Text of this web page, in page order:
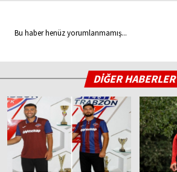
Bu haber henüz yorumlanmamış...
DİĞER HABERLER